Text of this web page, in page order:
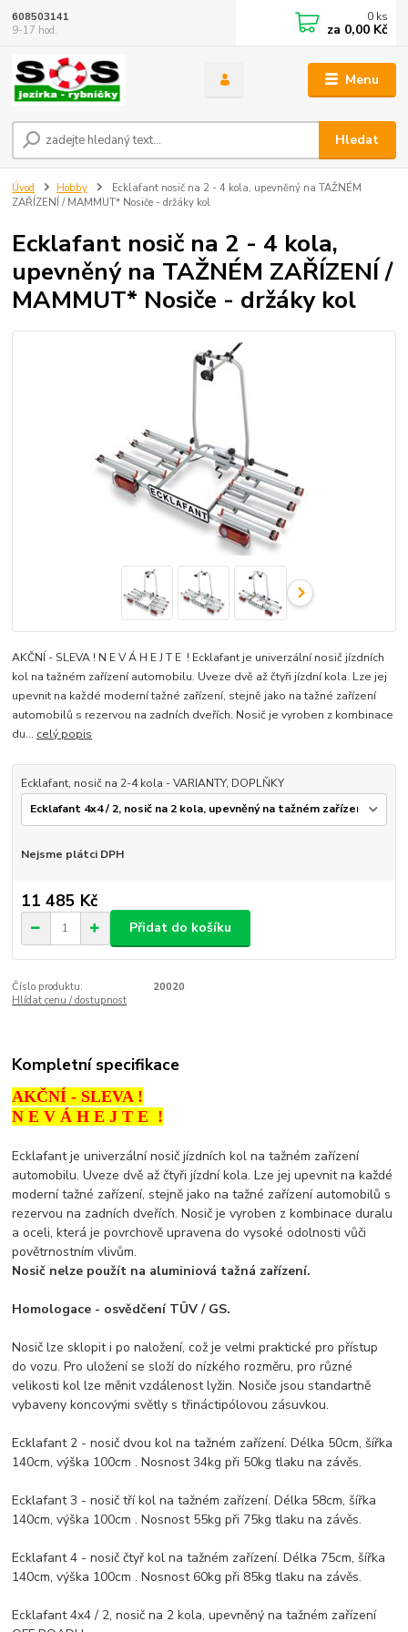
Menu
Hledat
608503141
9-17 hod.
0 ks
za 0,00 Kč
Úvod Hobby
Ecklafant nosič na 2 - 4 kola, upevněný na TAŽNÉM
ZAŘÍZENÍ / MAMMUT* Nosiče - držáky kol
Ecklafant nosič na 2 - 4 kola,
upevněný na TAŽNÉM ZAŘÍZENÍ /
MAMMUT* Nosiče - držáky kol
AKČNÍ - SLEVA ! N E V Á H E J T E ! Ecklafant je univerzální nosič jízdních
kol na tažném zařízení automobilu. Uveze dvě až čtyři jízdní kola. Lze jej
upevnit na každé moderní tažné zařízení, stejně jako na tažné zařízení
automobilů s rezervou na zadních dveřích. Nosič je vyroben z kombinace
du... celý popis
Ecklafant, nosič na 2-4 kola - VARIANTY, DOPLŇKY
Nejsme plátci DPH
11 485 Kč
Přidat do košíku
Číslo produktu:
20020
Hlídat cenu / dostupnost
Kompletní specifikace
AKČNÍ - SLEVA !
N E V Á H E J T E !
Ecklafant je univerzální nosič jízdních kol na tažném zařízení
automobilu. Uveze dvě až čtyři jízdní kola. Lze jej upevnit na každé
moderní tažné zařízení, stejně jako na tažné zařízení automobilů s
rezervou na zadních dveřích. Nosič je vyroben z kombinace duralu
a oceli, která je povrchově upravena do vysoké odolnosti vůči
povětrnostním vlivům.
Nosič nelze použít na aluminiová tažná zařízení.
Homologace - osvědčení TÜV / GS.
Nosič lze sklopit i po naložení, což je velmi praktické pro přístup
do vozu. Pro uložení se složí do nízkého rozměru, pro různé
velikosti kol lze měnit vzdálenost lyžin. Nosiče jsou standartně
vybaveny koncovými světly s třináctipólovou zásuvkou.
Ecklafant 2 - nosič dvou kol na tažném zařízení. Délka 50cm, šířka
140cm, výška 100cm . Nosnost 34kg při 50kg tlaku na závěs.
Ecklafant 3 - nosič tří kol na tažném zařízení. Délka 58cm, šířka
140cm, výška 100cm . Nosnost 55kg při 75kg tlaku na závěs.
Ecklafant 4 - nosič čtyř kol na tažném zařízení. Délka 75cm, šířka
140cm, výška 100cm . Nosnost 60kg při 85kg tlaku na závěs.
Ecklafant 4x4 / 2, nosič na 2 kola, upevněný na tažném zařízení